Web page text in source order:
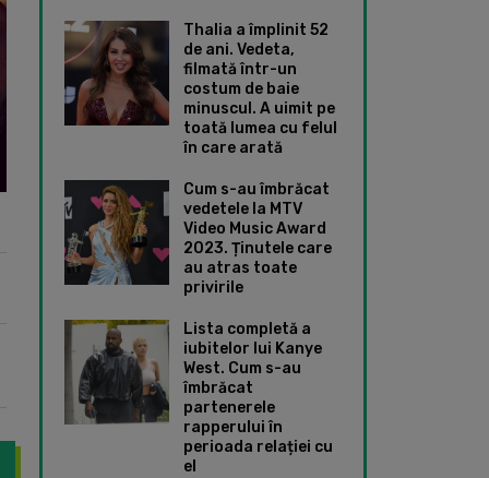
Thalia a împlinit 52
de ani. Vedeta,
filmată într-un
costum de baie
minuscul. A uimit pe
toată lumea cu felul
în care arată
Cum s-au îmbrăcat
vedetele la MTV
Video Music Award
2023. Ținutele care
au atras toate
privirile
Lista completă a
iubitelor lui Kanye
West. Cum s-au
îmbrăcat
partenerele
rapperului în
perioada relației cu
el